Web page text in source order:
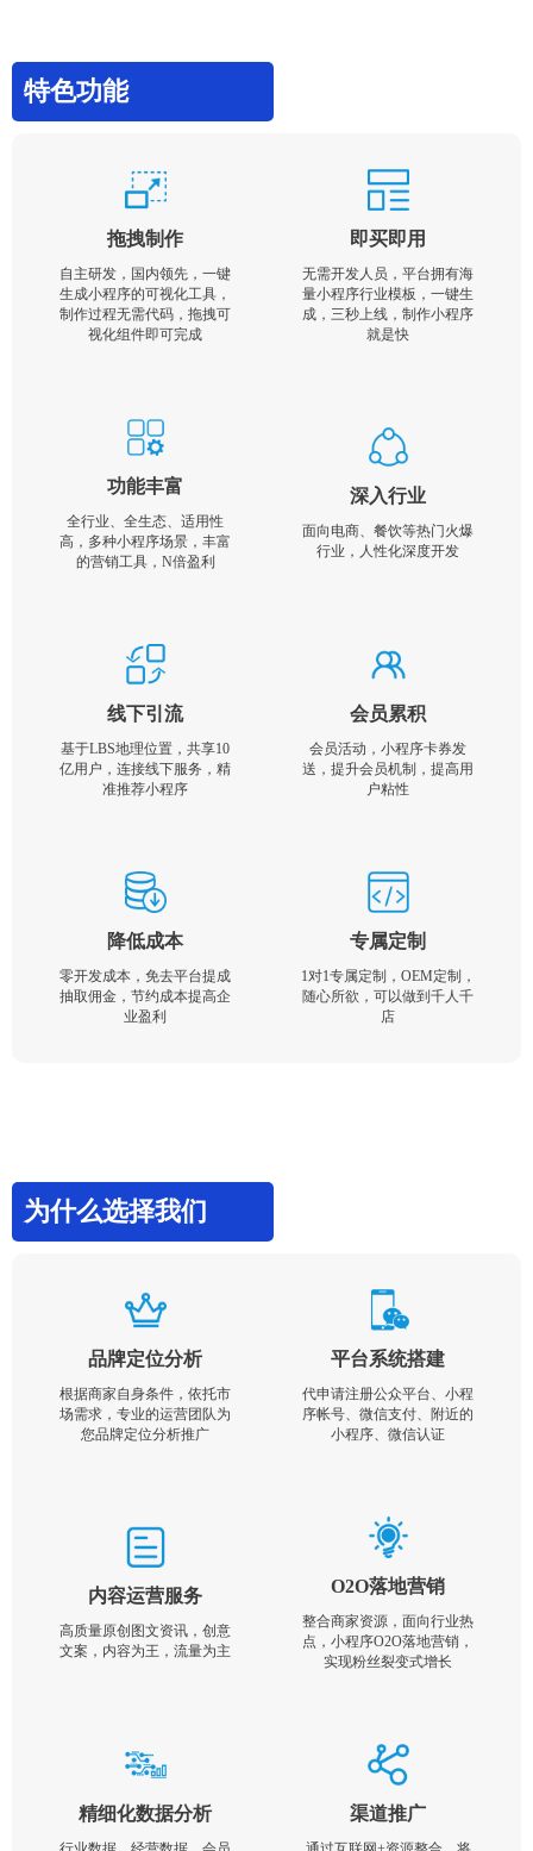
特色功能
拖拽制作
自主研发，国内领先，一键
生成小程序的可视化工具，
制作过程无需代码，拖拽可
视化组件即可完成
即买即用
无需开发人员，平台拥有海
量小程序行业模板，一键生
成，三秒上线，制作小程序
就是快
功能丰富
全行业、全生态、适用性
高，多种小程序场景，丰富
的营销工具，N倍盈利
深入行业
面向电商、餐饮等热门火爆
行业，人性化深度开发
线下引流
基于LBS地理位置，共享10
亿用户，连接线下服务，精
准推荐小程序
会员累积
会员活动，小程序卡券发
送，提升会员机制，提高用
户粘性
降低成本
零开发成本，免去平台提成
抽取佣金，节约成本提高企
业盈利
专属定制
1对1专属定制，OEM定制，
随心所欲，可以做到千人千
店
为什么选择我们
品牌定位分析
根据商家自身条件，依托市
场需求，专业的运营团队为
您品牌定位分析推广
平台系统搭建
代申请注册公众平台、小程
序帐号、微信支付、附近的
小程序、微信认证
内容运营服务
高质量原创图文资讯，创意
文案，内容为王，流量为主
O2O落地营销
整合商家资源，面向行业热
点，小程序O2O落地营销，
实现粉丝裂变式增长
精细化数据分析 渠道推广